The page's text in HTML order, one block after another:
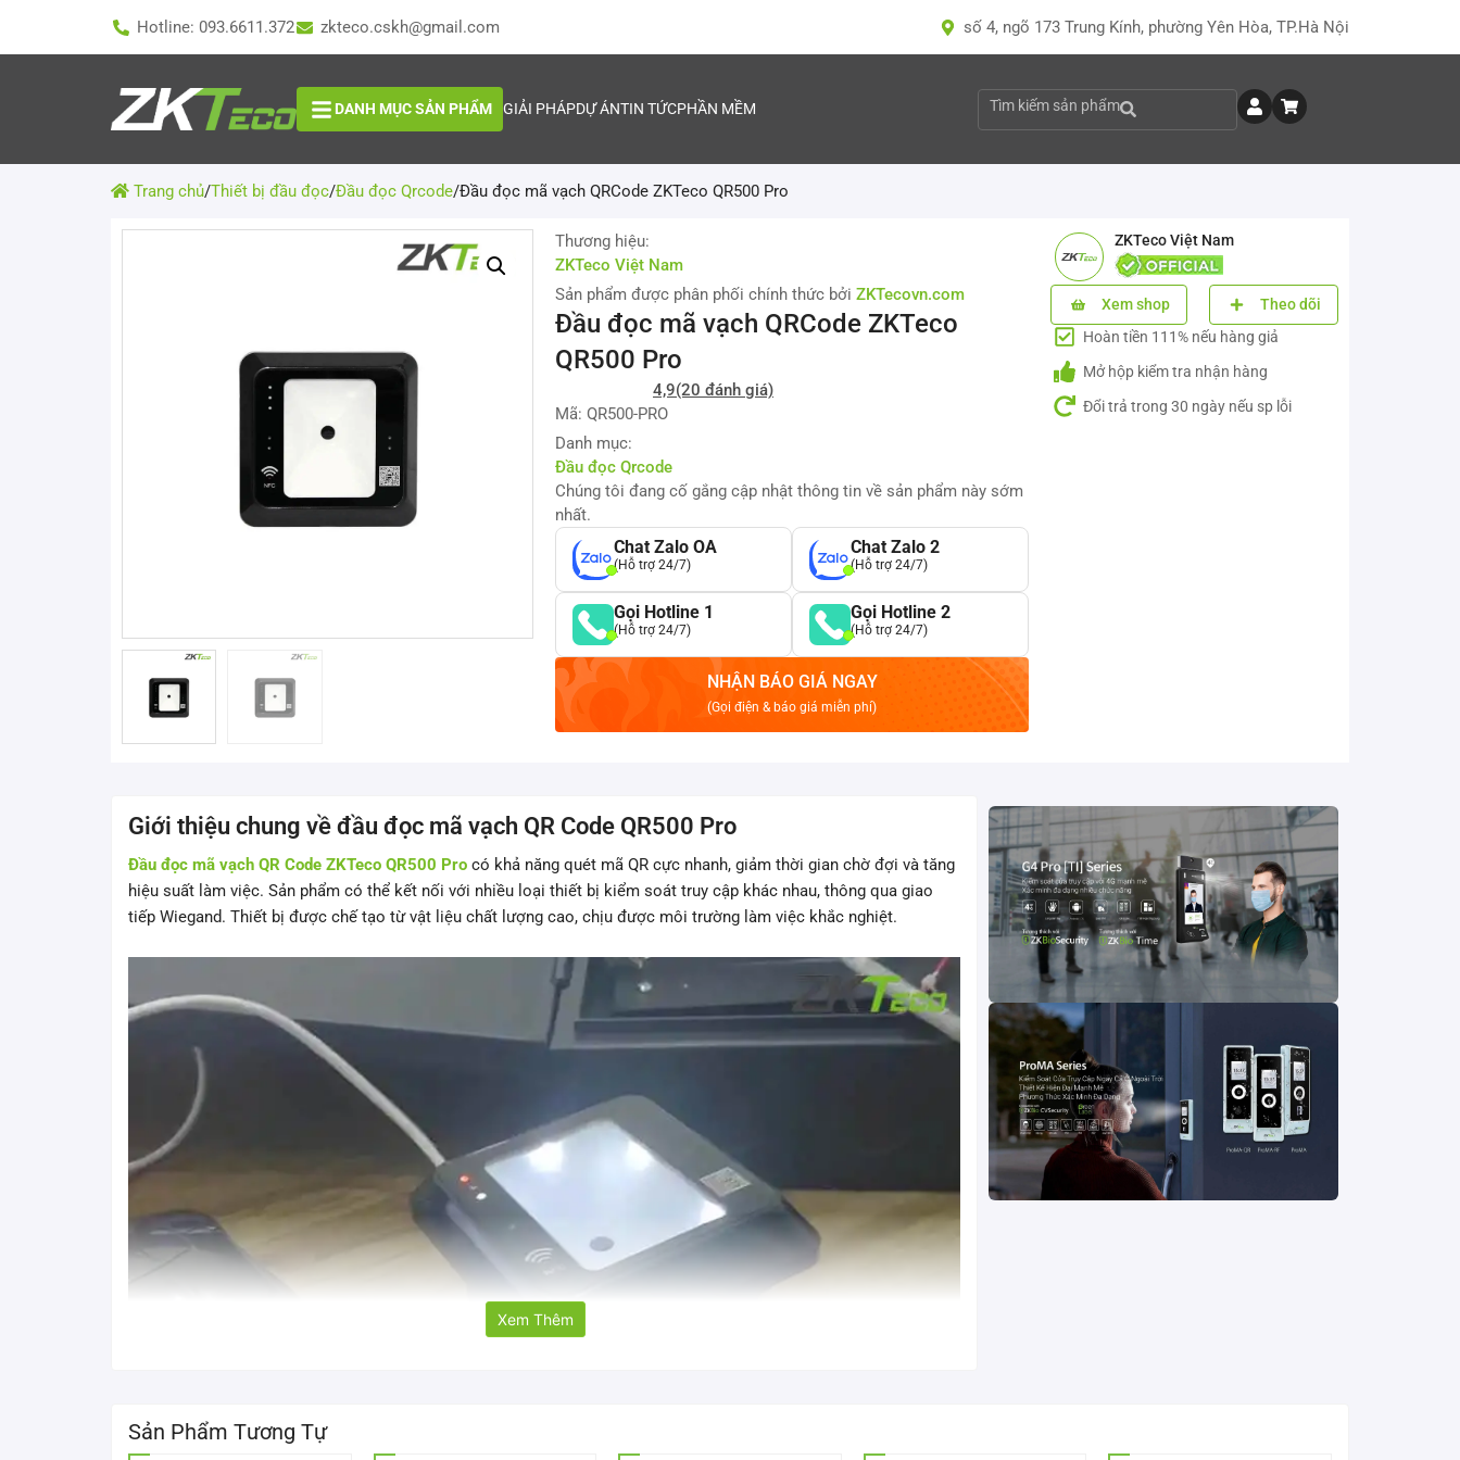
Hotline: 093.6611.372 zkteco.cskh@gmail.com số 4, ngõ 173 Trung Kính, phường Yên Hòa, TP.Hà Nội
DANH MỤC SẢN PHẨM GIẢI PHÁPDỰ ÁNTIN TỨCPHẦN MỀM Tìm kiếm sản phẩm
Trang chủ/Thiết bị đầu đọc/Đầu đọc Qrcode/Đầu đọc mã vạch QRCode ZKTeco QR500 Pro
Thương hiệu:
ZKTeco Việt Nam
Sản phẩm được phân phối chính thức bởi ZKTecovn.com
Đầu đọc mã vạch QRCode ZKTeco
QR500 Pro
4,9(20 đánh giá)
Mã: QR500-PRO
Danh mục:
Đầu đọc Qrcode
Chúng tôi đang cố gắng cập nhật thông tin về sản phẩm này sớm
nhất.
Chat Zalo OA
(Hỗ trợ 24/7)
Chat Zalo 2
(Hỗ trợ 24/7)
Gọi Hotline 1
(Hỗ trợ 24/7)
Gọi Hotline 2
(Hỗ trợ 24/7)
NHẬN BÁO GIÁ NGAY
(Gọi điện & báo giá miễn phí)
ZKTeco Việt Nam
Xem shop
Theo dõi
Hoàn tiền 111% nếu hàng giả
Mở hộp kiểm tra nhận hàng
Đổi trả trong 30 ngày nếu sp lỗi
Giới thiệu chung về đầu đọc mã vạch QR Code QR500 Pro
Đầu đọc mã vạch QR Code ZKTeco QR500 Pro có khả năng quét mã QR cực nhanh, giảm thời gian chờ đợi và tăng
hiệu suất làm việc. Sản phẩm có thể kết nối với nhiều loại thiết bị kiểm soát truy cập khác nhau, thông qua giao
tiếp Wiegand. Thiết bị được chế tạo từ vật liệu chất lượng cao, chịu được môi trường làm việc khắc nghiệt.
Xem Thêm
Sản Phẩm Tương Tự